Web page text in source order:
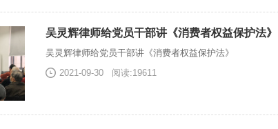
吴灵辉律师给党员干部讲《消费者权益保护法》
吴灵辉律师给党员干部讲《消费者权益保护法》
2021-09-30 阅读:19611